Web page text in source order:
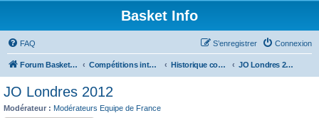
Basket Info
FAQ Connexion
S’enregistrer
Forum Basket Info Compétitions internationales Historique compétitions JO Londres 2012
JO Londres 2012
Modérateur : Modérateurs Equipe de France